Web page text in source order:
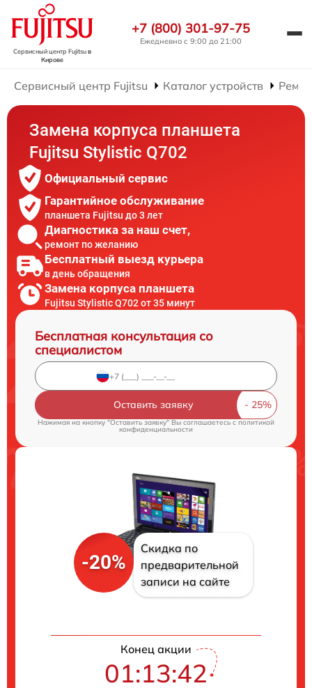
Сервисный центр Fujitsuв
Кирове
+7 (800) 301-97-75
Ежедневно с 9:00 до 21:00
Сервисный центр Fujitsu Каталог устройств
Замена корпуса планшета
Fujitsu Stylistic Q702
Официальный сервис
Гарантийное обслуживание
планшета Fujitsu до 3 лет
Диагностика за наш счет,
ремонт по желанию
Бесплатный выезд курьера
в день обращения
Замена корпуса планшета
Fujitsu Stylistic Q702 от 35 минут
Бесплатная консультация со
специалистом
Оставить заявку
Нажимая на кнопку "Оставить заявку" Вы соглашаетесь cполитикой
конфиденциальности
-20%
Скидка по
предварительной
записи на сайте
Конец акции
01:13:41